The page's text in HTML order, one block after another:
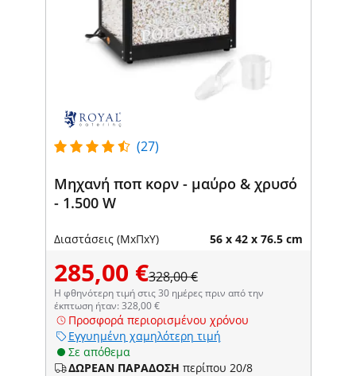
(27)
Μηχανή ποπ κορν - μαύρο & χρυσό
- 1.500 W
Διαστάσεις (ΜxΠxΥ) 56 x 42 x 76.5 cm
285,00 €328,00 €
Η φθηνότερη τιμή στις 30 ημέρες πριν από την
έκπτωση ήταν: 328,00 €
Προσφορά περιορισμένου χρόνου
Εγγυημένη χαμηλότερη τιμή
Σε απόθεμα
ΔΩΡΕΑΝ ΠΑΡΑΔΟΣΗ περίπου 20/8